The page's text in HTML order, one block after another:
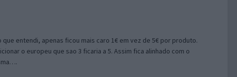
entendi, apenas ficou mais caro 1€ em vez de 5€ por produto.
o europeu que sao 3 ficaria a 5. Assim fica alinhado com o